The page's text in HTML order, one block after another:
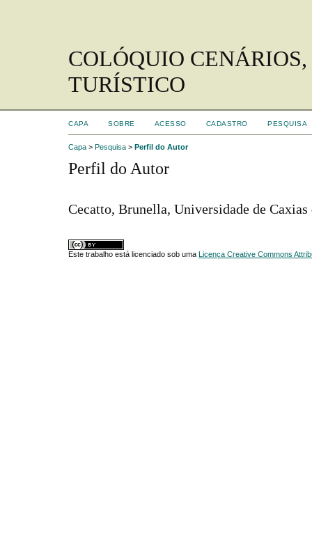
COLÓQUIO
TURÍSTICO
CAPA SOBRE ACESSO CADASTRO PESQUISA
Capa > Pesquisa > Perfil do Autor
Perfil do Autor
Cecatto, Brunella, Universidade de
Este trabalho está licenciado sob uma Licença Creative Commons